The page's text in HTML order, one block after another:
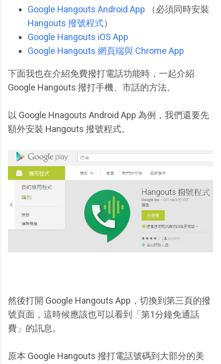
Google Hangouts Android App
（必須同時安裝
Hangouts 撥號程式）
Google Hangouts iOS App
Google Hangouts 網頁端與 Chrome App
下面我也在介紹免費撥打電話功能時，一起介紹
Google Hangouts 撥打手機、市話的方法。
以 Google Hnagouts Android App 為例，我們還要先
額外安裝 Hangouts 撥號程式。
然後打開 Google Hangouts App，切換到第三頁的撥
號頁面，這時候應該也可以看到「第1分鐘免通話
費」的訊息。
原本 Google Hangouts 撥打電話號碼到大部分的美